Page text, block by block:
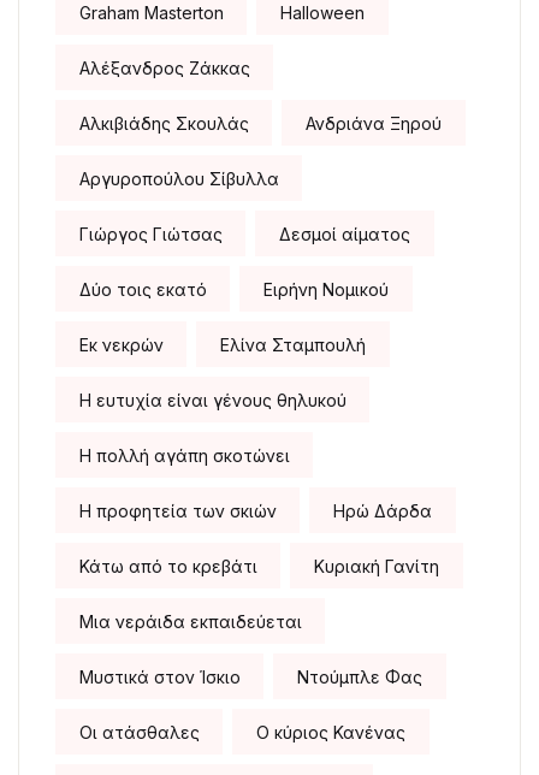
Graham Masterton Halloween
Αλέξανδρος Ζάκκας
Αλκιβιάδης Σκουλάς Ανδριάνα Ξηρού
Αργυροπούλου Σίβυλλα
Γιώργος Γιώτσας Δεσμοί αίματος
Δύο τοις εκατό Ειρήνη Νομικού
Εκ νεκρών Ελίνα Σταμπουλή
Η ευτυχία είναι γένους θηλυκού
Η πολλή αγάπη σκοτώνει
Η προφητεία των σκιών Ηρώ Δάρδα
Κάτω από το κρεβάτι Κυριακή Γανίτη
Μια νεράιδα εκπαιδεύεται
Μυστικά στον Ίσκιο Ντούμπλε Φας
Οι ατάσθαλες Ο κύριος Κανένας